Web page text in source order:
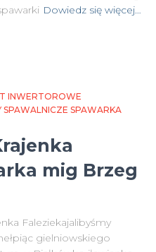
Dowiedz się więcej…
INWERTOROWE
SPAWARKA
mig Brzeg
Faleziekajalibyśmy
gielniowskiego